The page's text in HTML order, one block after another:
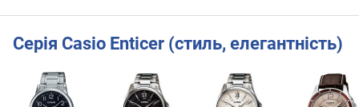
Серія Casio Enticer (стиль, елегантність)